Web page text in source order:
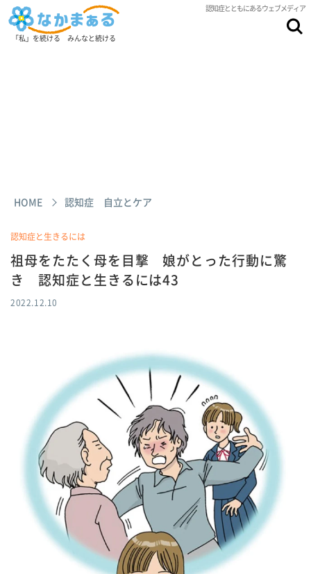
認知症とともにあるウェブメディア
「私」を続ける みんなと続ける
HOME 認知症 自立とケア
認知症と生きるには
祖母をたたく母を目撃 娘がとった行動に驚
き 認知症と生きるには43
2022.12.10